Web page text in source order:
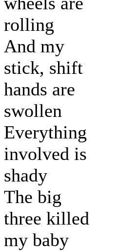
rolling
And my
stick, shift
hands are
swollen
Everything
involved is
shady
The big
three killed
my baby